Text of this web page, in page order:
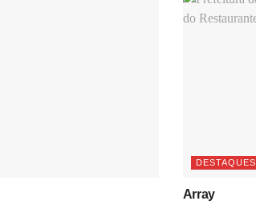
DESTAQUES
Array